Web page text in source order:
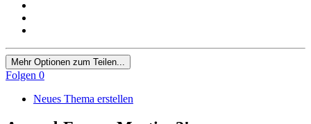
Mehr Optionen zum Teilen...
Folgen 0
Neues Thema erstellen